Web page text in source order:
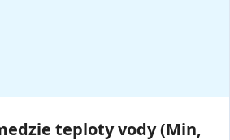
teploty vody (Min,